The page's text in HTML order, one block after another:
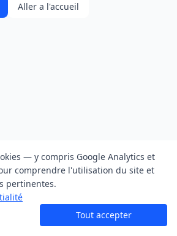
Aller a l'accueil
— y compris Google Analytics et
comprendre l'utilisation du site et
pertinentes.
Tout accepter